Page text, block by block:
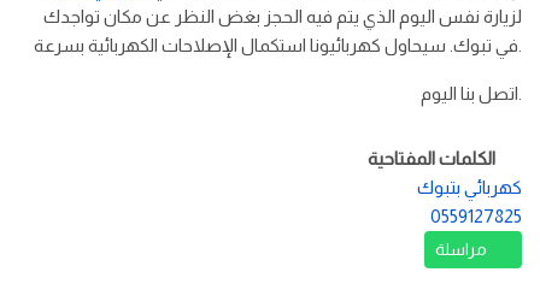
لزيارة نفس اليوم الذي يتم فيه الحجز بغض النظر عن مكان تواجدك
الكلمات المفتاحية
كهربائي بتبوك
0559127825
مراسلة